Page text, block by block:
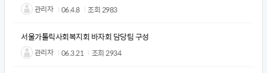
관리자 06.4.8 조회 2983
서울가톨릭사회복지회 바자회 담당팀 구성
관리자 06.3.21 조회2934